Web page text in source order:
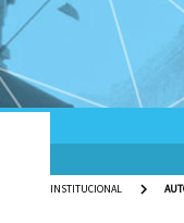
INSTITUCIONAL